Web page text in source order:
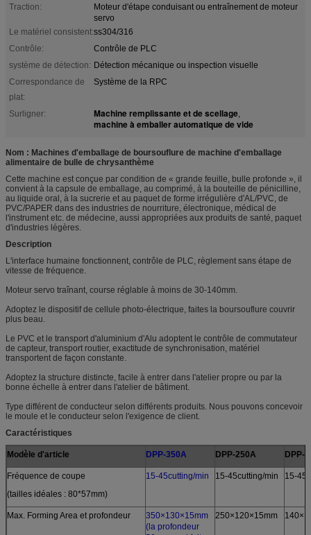
Traction:
Moteur d'étape conduisant ou entraînement de moteur
servo
Le matériel consistent:ss304/316
Contrôle:
Contrôle de PLC
système de détection: Détection mécanique ou inspection visuelle
Correspondance de
plat:
Système de la RPC
Surligner: Machine remplissante et de scellage,
machine à emballer automatique de vide
Nom : Machines d'emballage de boursouflure de machine d'emballage
alimentaire de bulle de chrysanthème
Cette machine est conçue par condition de « grande feuille, bulle profonde », il
convient à la capsule de emballage, au comprimé, à la bouteille de pénicilline,
au liquide oral, à la sucrerie et au paquet de forme irrégulière d'AL/PVC, de
PVC/PAPER dans des industries de nourriture, électronique, médical de
l'instrument etc. de médecine, aussi appropriées aux produits de santé, paquet
d'industries légères.
Description
L'interface humaine fonctionnent, contrôle de PLC, règlement sans étape de
vitesse de fréquence.
Moteur servo traînant, course réglable à moins de 30-140mm.
Adoptez le dispositif de cellule photo-électrique, faites la boursouflure couvrir
plus beau.
Le PVC et le transport d'aluminium d'Alu adoptent le contrôle de commutateur
de capteur, transport routier, exactitude de synchronisation, matériel
transportent de façon constante.
Adoptez la structure distincte, facile à entrer dans l'atelier propre ou par la
bonne échelle à entrer dans l'atelier de bâtiment.
Type différent de conducteur selon différents produits. Nous pouvons concevoir
le moule et le conducteur selon l'exigence de client.
Caractéristiques
Modèle d'article DPP-350A DPP-250A DPP-
Fréquence de coupe
(tailles idéales : 80*57mm)
15-45cutting/min 15-45cutting/min 15-
Max. Forming Area et profondeur
350×130×15mm
(la profondeur
250×120×15mm